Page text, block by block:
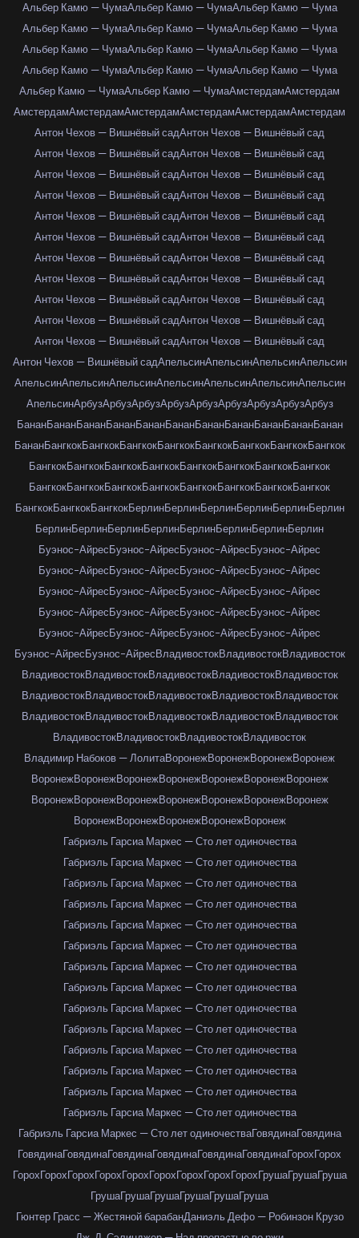
Альбер Камю — ЧумаАльбер Камю — ЧумаАльбер Камю — Чума
Альбер Камю — ЧумаАльбер Камю — ЧумаАльбер Камю — Чума
Альбер Камю — ЧумаАльбер Камю — ЧумаАльбер Камю — Чума
Альбер Камю — ЧумаАльбер Камю — ЧумаАльбер Камю — Чума
Альбер Камю — ЧумаАльбер Камю — ЧумаАмстердамАмстердам
АмстердамАмстердамАмстердамАмстердамАмстердамАмстердам
Антон Чехов — Вишнёвый садАнтон Чехов — Вишнёвый сад
Антон Чехов — Вишнёвый садАнтон Чехов — Вишнёвый сад
Антон Чехов — Вишнёвый садАнтон Чехов — Вишнёвый сад
Антон Чехов — Вишнёвый садАнтон Чехов — Вишнёвый сад
Антон Чехов — Вишнёвый садАнтон Чехов — Вишнёвый сад
Антон Чехов — Вишнёвый садАнтон Чехов — Вишнёвый сад
Антон Чехов — Вишнёвый садАнтон Чехов — Вишнёвый сад
Антон Чехов — Вишнёвый садАнтон Чехов — Вишнёвый сад
Антон Чехов — Вишнёвый садАнтон Чехов — Вишнёвый сад
Антон Чехов — Вишнёвый садАнтон Чехов — Вишнёвый сад
Антон Чехов — Вишнёвый садАнтон Чехов — Вишнёвый сад
Антон Чехов — Вишнёвый садАпельсинАпельсинАпельсинАпельсин
АпельсинАпельсинАпельсинАпельсинАпельсинАпельсинАпельсин
АпельсинАрбузАрбузАрбузАрбузАрбузАрбузАрбузАрбузАрбуз
БананБананБананБананБананБананБананБананБананБананБанан
БананБангкокБангкокБангкокБангкокБангкокБангкокБангкокБангкок
БангкокБангкокБангкокБангкокБангкокБангкокБангкокБангкок
БангкокБангкокБангкокБангкокБангкокБангкокБангкокБангкок
БангкокБангкокБангкокБерлинБерлинБерлинБерлинБерлинБерлин
БерлинБерлинБерлинБерлинБерлинБерлинБерлинБерлин
Буэнос-АйресБуэнос-АйресБуэнос-АйресБуэнос-Айрес
Буэнос-АйресБуэнос-АйресБуэнос-АйресБуэнос-Айрес
Буэнос-АйресБуэнос-АйресБуэнос-АйресБуэнос-Айрес
Буэнос-АйресБуэнос-АйресБуэнос-АйресБуэнос-Айрес
Буэнос-АйресБуэнос-АйресБуэнос-АйресБуэнос-Айрес
Буэнос-АйресБуэнос-АйресВладивостокВладивостокВладивосток
ВладивостокВладивостокВладивостокВладивостокВладивосток
ВладивостокВладивостокВладивостокВладивостокВладивосток
ВладивостокВладивостокВладивостокВладивостокВладивосток
ВладивостокВладивостокВладивостокВладивосток
Владимир Набоков — ЛолитаВоронежВоронежВоронежВоронеж
ВоронежВоронежВоронежВоронежВоронежВоронежВоронеж
ВоронежВоронежВоронежВоронежВоронежВоронежВоронеж
ВоронежВоронежВоронежВоронежВоронеж
Габриэль Гарсиа Маркес — Сто лет одиночества
Габриэль Гарсиа Маркес — Сто лет одиночества
Габриэль Гарсиа Маркес — Сто лет одиночества
Габриэль Гарсиа Маркес — Сто лет одиночества
Габриэль Гарсиа Маркес — Сто лет одиночества
Габриэль Гарсиа Маркес — Сто лет одиночества
Габриэль Гарсиа Маркес — Сто лет одиночества
Габриэль Гарсиа Маркес — Сто лет одиночества
Габриэль Гарсиа Маркес — Сто лет одиночества
Габриэль Гарсиа Маркес — Сто лет одиночества
Габриэль Гарсиа Маркес — Сто лет одиночества
Габриэль Гарсиа Маркес — Сто лет одиночества
Габриэль Гарсиа Маркес — Сто лет одиночества
Габриэль Гарсиа Маркес — Сто лет одиночества
Габриэль Гарсиа Маркес — Сто лет одиночестваГовядинаГовядина
ГовядинаГовядинаГовядинаГовядинаГовядинаГовядинаГорохГорох
ГорохГорохГорохГорохГорохГорохГорохГорохГорохГрушаГрушаГруша
ГрушаГрушаГрушаГрушаГрушаГруша
Гюнтер Грасс — Жестяной барабанДаниэль Дефо — Робинзон Крузо